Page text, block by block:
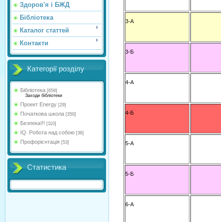
Здоров'я і БЖД
Бібліотека
Каталог статтей
Контакти
Категорії розділу
Бібліотека [659]
Заходи бібліотеки
Проект Energy [29]
Початкова школа [350]
Безпека!!! [110]
IQ. Робота над собою [36]
Профорієнтація [53]
Статистика
3-А
3-Б
4-А
4-Б
5-А
5-Б
6-А